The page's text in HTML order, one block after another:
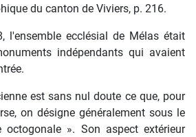
du canton de Viviers, p. 216.
l'ensemble ecclésial de Mélas était
indépendants qui avaient
est sans nul doute ce que, pour
on désigne généralement sous le
octogonale ». Son aspect extérieur